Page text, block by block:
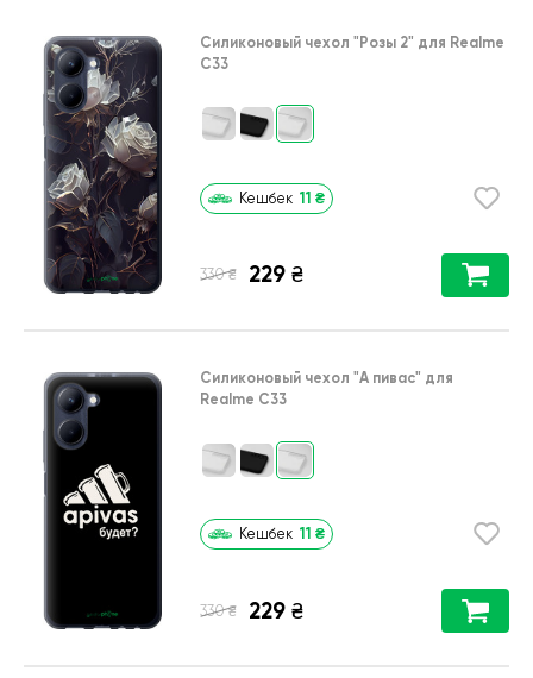
Силиконовый чехол "Розы 2" для Realme
C33
Кешбек 11 ₴
330 ₴ 229 ₴
Силиконовый чехол "А пивас" для
Realme C33
Кешбек 11 ₴
330 ₴ 229 ₴